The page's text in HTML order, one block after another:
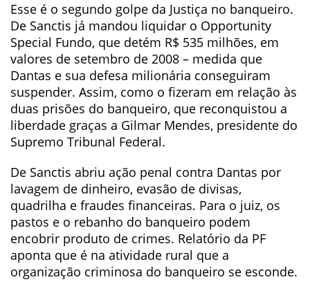
Esse é o segundo golpe da Justiça no banqueiro.
De Sanctis já mandou liquidar o Opportunity
Special Fundo, que detém R$ 535 milhões, em
valores de setembro de 2008 – medida que
Dantas e sua defesa milionária conseguiram
suspender. Assim, como o fizeram em relação às
duas prisões do banqueiro, que reconquistou a
liberdade graças a Gilmar Mendes, presidente do
Supremo Tribunal Federal.
De Sanctis abriu ação penal contra Dantas por
lavagem de dinheiro, evasão de divisas,
quadrilha e fraudes financeiras. Para o juiz, os
pastos e o rebanho do banqueiro podem
encobrir produto de crimes. Relatório da PF
aponta que é na atividade rural que a
organização criminosa do banqueiro se esconde.